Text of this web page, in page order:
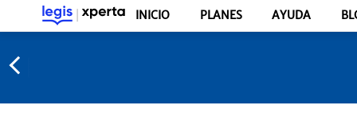
INICIO PLANES AYUDA